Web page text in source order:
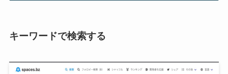
キーワードで検索する